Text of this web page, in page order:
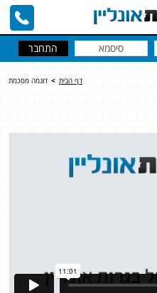
דף הבית > דוגמה מסכמת